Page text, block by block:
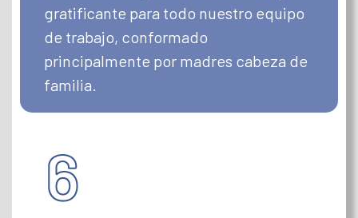
gratificante para todo nuestro equipo
de trabajo, conformado
principalmente por madres cabeza de
familia.